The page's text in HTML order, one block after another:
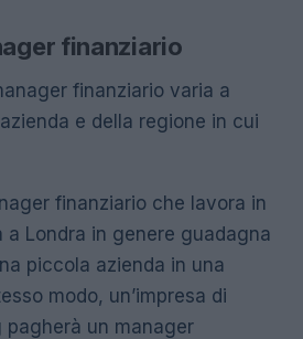
finanziario
finanziario varia a
e della regione in cui
finanziario che lavora in
a Londra in genere guadagna
piccola azienda in una
modo, un’impresa di
un manager